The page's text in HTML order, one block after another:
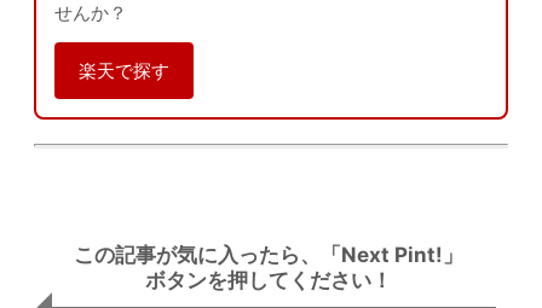
せんか？
楽天で探す
この記事が気に入ったら、「Next Pint!」
ボタンを押してください！